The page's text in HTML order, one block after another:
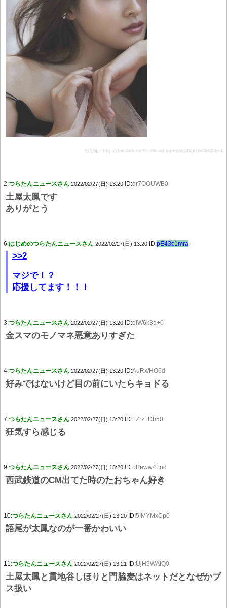
引用元：https://mi.5ch.net/test/read.cgi/news4vip/1645935563/
2:つらたんニュースさん 2022/02/27(日) 13:20 ID:qr7OOUWB0
土屋太鳳です
ありがとう
6:はじめのつらたんニュースさん 2022/02/27(日) 13:20 ID:pE43c1mra
>>2
マジで！？
応援してます！！！
3:つらたんニュースさん 2022/02/27(日) 13:20 ID:diW6k3a+0
金スマのモノマネ悪意ありすぎた
4:つらたんニュースさん 2022/02/27(日) 13:20 ID:AuRx/HO6d
好みではないけど目の前にいたらキョドる
7:つらたんニュースさん 2022/02/27(日) 13:20 ID:LZrz1Db50
狂気すら感じる
9:つらたんニュースさん 2022/02/27(日) 13:20 ID:oBeww41od
西武鉄道のCM出てた時のたおちゃん好き
10:つらたんニュースさん 2022/02/27(日) 13:20 ID:5IMYMxCp0
語尾が太鳳なのが一番かわいい
11:つらたんニュースさん 2022/02/27(日) 13:21 ID:UjH9WAtQ0
土屋太鳳と貫地谷しほりと門脇麦はネットだとなぜかブ
ス扱い